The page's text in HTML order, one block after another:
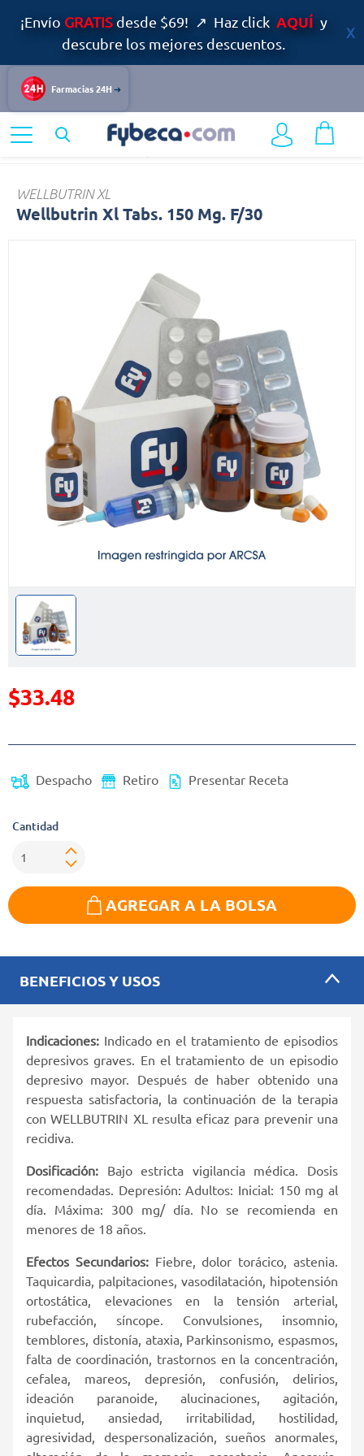
¡Envío GRATISdesde $69! ↗ Haz click AQUÍ y
descubre los mejores descuentos.
Farmacias 24H
Dolor y Fiebre
WELLBUTRIN XL
Wellbutrin Xl Tabs. 150 Mg. F/30
Precio reducido de
$33.48
Despacho Retiro Presentar Receta
Cantidad
AGREGAR A LA BOLSA
BENEFICIOS Y USOS
Indicaciones: Indicado en el tratamiento de episodios
depresivos graves. En el tratamiento de un episodio
depresivo mayor. Después de haber obtenido una
respuesta satisfactoria, la continuación de la terapia
con WELLBUTRIN XL resulta eficaz para prevenir una
recidiva.
Dosificación: Bajo estricta vigilancia médica. Dosis
recomendadas. Depresión: Adultos: Inicial: 150 mg al
día. Máxima: 300 mg/ día. No se recomienda en
menores de 18 años.
Efectos Secundarios: Fiebre, dolor torácico, astenia.
Taquicardia, palpitaciones, vasodilatación, hipotensión
ortostática, elevaciones en la tensión arterial,
rubefacción, síncope. Convulsiones, insomnio,
temblores, distonía, ataxia, Parkinsonismo, espasmos,
falta de coordinación, trastornos en la concentración,
cefalea, mareos, depresión, confusión, delirios,
ideación paranoide, alucinaciones, agitación,
inquietud, ansiedad, irritabilidad, hostilidad,
agresividad, despersonalización, sueños anormales,